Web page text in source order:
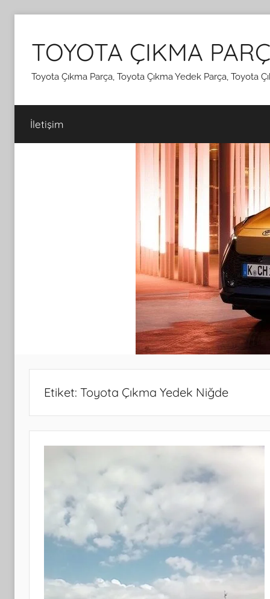
TOYOTA ÇIKMA
Toyota Çıkma Parça, Toyota Çıkma Yedek Parça, Toyota
İletişim
Etiket: Toyota Çıkma Yedek Niğde